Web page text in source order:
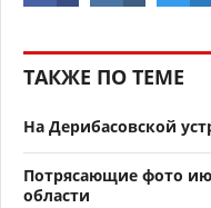
ТАКЖЕ ПО ТЕМЕ
На Дерибасовской
Потрясающие фото
области